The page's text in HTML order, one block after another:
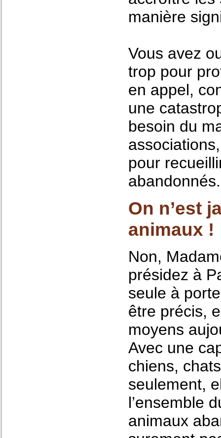
manière
Vous avez
trop pour
en appel,
une
besoin du
pour
abandonnés.
On n’est
animaux !
Non,
présidez à
seule à
être précis,
moyens
Avec une
chiens,
seulement,
l’ensemble
animaux